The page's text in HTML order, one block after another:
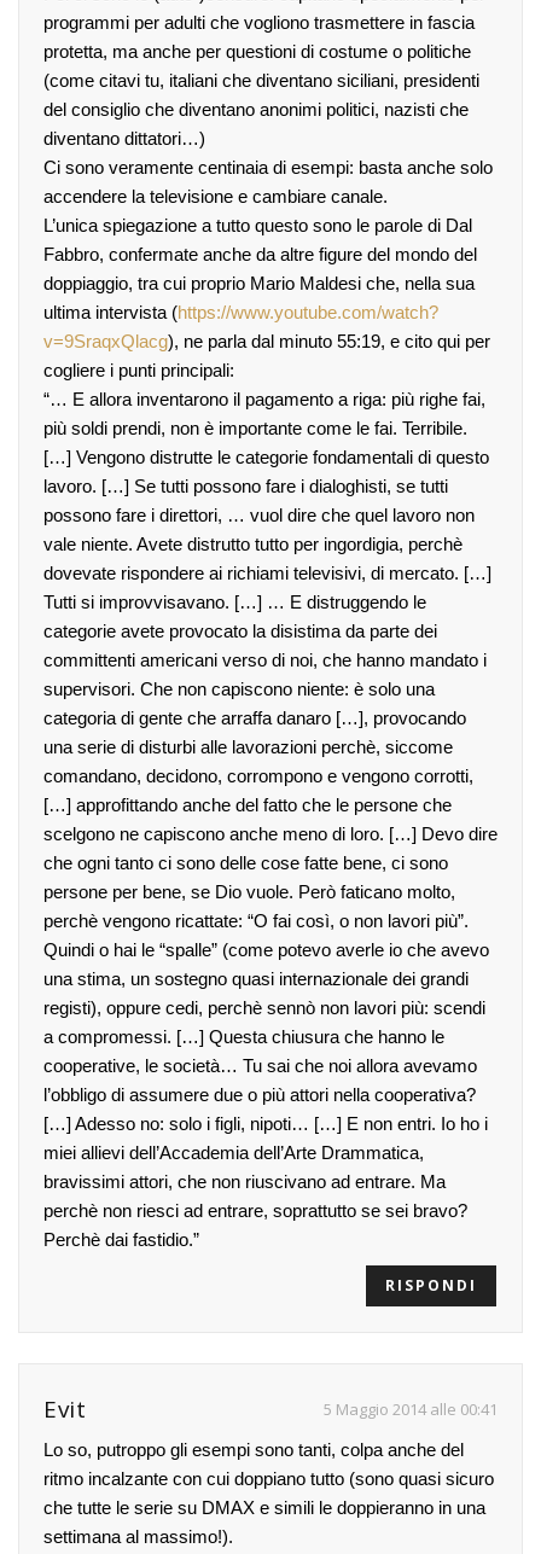
programmi per adulti che vogliono trasmettere in fascia
protetta, ma anche per questioni di costume o politiche
(come citavi tu, italiani che diventano siciliani, presidenti
del consiglio che diventano anonimi politici, nazisti che
diventano dittatori…)
Ci sono veramente centinaia di esempi: basta anche solo
accendere la televisione e cambiare canale.
L’unica spiegazione a tutto questo sono le parole di Dal
Fabbro, confermate anche da altre figure del mondo del
doppiaggio, tra cui proprio Mario Maldesi che, nella sua
ultima intervista (https://www.youtube.com/watch?
v=9SraqxQlacg), ne parla dal minuto 55:19, e cito qui per
cogliere i punti principali:
“… E allora inventarono il pagamento a riga: più righe fai,
più soldi prendi, non è importante come le fai. Terribile.
[…] Vengono distrutte le categorie fondamentali di questo
lavoro. […] Se tutti possono fare i dialoghisti, se tutti
possono fare i direttori, … vuol dire che quel lavoro non
vale niente. Avete distrutto tutto per ingordigia, perchè
dovevate rispondere ai richiami televisivi, di mercato. […]
Tutti si improvvisavano. […] … E distruggendo le
categorie avete provocato la disistima da parte dei
committenti americani verso di noi, che hanno mandato i
supervisori. Che non capiscono niente: è solo una
categoria di gente che arraffa danaro […], provocando
una serie di disturbi alle lavorazioni perchè, siccome
comandano, decidono, corrompono e vengono corrotti,
[…] approfittando anche del fatto che le persone che
scelgono ne capiscono anche meno di loro. […] Devo dire
che ogni tanto ci sono delle cose fatte bene, ci sono
persone per bene, se Dio vuole. Però faticano molto,
perchè vengono ricattate: “O fai così, o non lavori più”.
Quindi o hai le “spalle” (come potevo averle io che avevo
una stima, un sostegno quasi internazionale dei grandi
registi), oppure cedi, perchè sennò non lavori più: scendi
a compromessi. […] Questa chiusura che hanno le
cooperative, le società… Tu sai che noi allora avevamo
l’obbligo di assumere due o più attori nella cooperativa?
[…] Adesso no: solo i figli, nipoti… […] E non entri. Io ho i
miei allievi dell’Accademia dell’Arte Drammatica,
bravissimi attori, che non riuscivano ad entrare. Ma
perchè non riesci ad entrare, soprattutto se sei bravo?
Perchè dai fastidio.”
RISPONDI
Evit 5 Maggio 2014 alle 00:41
Lo so, putroppo gli esempi sono tanti, colpa anche del
ritmo incalzante con cui doppiano tutto (sono quasi sicuro
che tutte le serie su DMAX e simili le doppieranno in una
settimana al massimo!).